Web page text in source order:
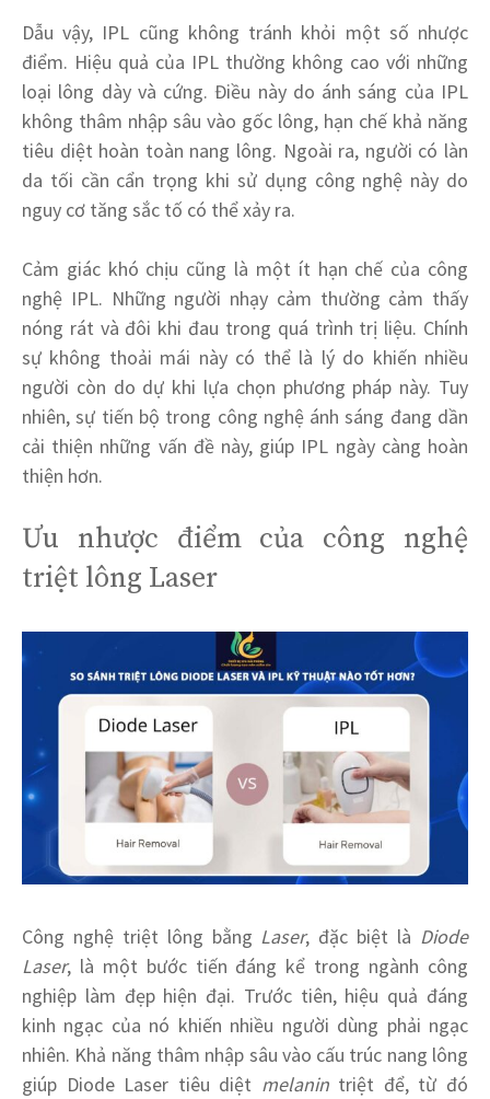
Dẫu vậy, IPL cũng không tránh khỏi một số nhược
điểm. Hiệu quả của IPL thường không cao với những
loại lông dày và cứng. Điều này do ánh sáng của IPL
không thâm nhập sâu vào gốc lông, hạn chế khả năng
tiêu diệt hoàn toàn nang lông. Ngoài ra, người có làn
da tối cần cẩn trọng khi sử dụng công nghệ này do
nguy cơ tăng sắc tố có thể xảy ra.
Cảm giác khó chịu cũng là một ít hạn chế của công
nghệ IPL. Những người nhạy cảm thường cảm thấy
nóng rát và đôi khi đau trong quá trình trị liệu. Chính
sự không thoải mái này có thể là lý do khiến nhiều
người còn do dự khi lựa chọn phương pháp này. Tuy
nhiên, sự tiến bộ trong công nghệ ánh sáng đang dần
cải thiện những vấn đề này, giúp IPL ngày càng hoàn
thiện hơn.
Ưu nhược điểm của công nghệ
triệt lông Laser
Công nghệ triệt lông bằng Laser, đặc biệt là Diode
Laser, là một bước tiến đáng kể trong ngành công
nghiệp làm đẹp hiện đại. Trước tiên, hiệu quả đáng
kinh ngạc của nó khiến nhiều người dùng phải ngạc
nhiên. Khả năng thâm nhập sâu vào cấu trúc nang lông
giúp Diode Laser tiêu diệt melanintriệt để, từ đó